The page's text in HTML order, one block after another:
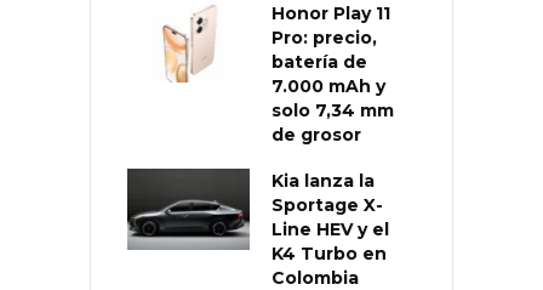
Honor Play 11
Pro: precio,
batería de
7.000 mAh y
solo 7,34 mm
de grosor
Kia lanza la
Sportage X-
Line HEV y el
K4 Turbo en
Colombia